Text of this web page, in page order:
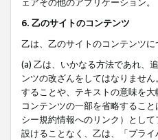
6. 乙のサイトのコンテンツ
乙は、乙のサイトのコンテンツ
(a) 乙は、いかなる方法であれ、
ンツの改ざんをしてはなりませ
することや、テキストの意味を
コンテンツの一部を省略するこ
シー規約情報へのリンク）とし
設けることなく、乙は、「プラ